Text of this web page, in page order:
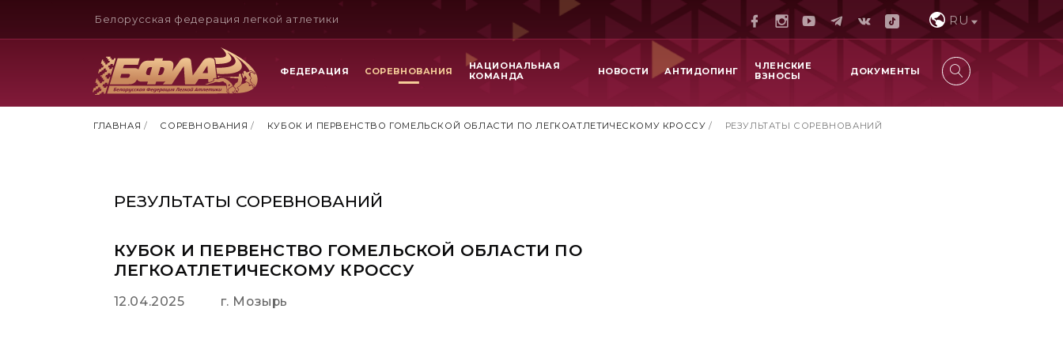
Белорусская федерация легкой атлетики RU
ФЕДЕРАЦИЯ СОРЕВНОВАНИЯ
НАЦИОНАЛЬНАЯ
КОМАНДА
НОВОСТИ АНТИДОПИНГ
ЧЛЕНСКИЕ
ВЗНОСЫ
ДОКУМЕНТЫ
ГЛАВНАЯ / СОРЕВНОВАНИЯ / КУБОК И ПЕРВЕНСТВО ГОМЕЛЬСКОЙ ОБЛАСТИ ПО ЛЕГКОАТЛЕТИЧЕСКОМУ КРОССУ / РЕЗУЛЬТАТЫ СОРЕВНОВАНИЙ
РЕЗУЛЬТАТЫ СОРЕВНОВАНИЙ
КУБОК И ПЕРВЕНСТВО ГОМЕЛЬСКОЙ ОБЛАСТИ ПО
ЛЕГКОАТЛЕТИЧЕСКОМУ КРОССУ
12.04.2025 г. Мозырь